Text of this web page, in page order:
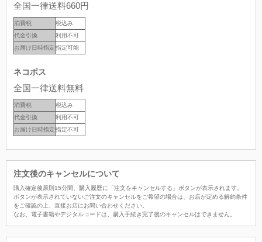
全国一律送料660円
消費税
税込み
代金引換
利用不可
お届け日時指定指定可能
ネコポス
全国一律送料無料
消費税
税込み
代金引換
利用不可
お届け日時指定指定不可
注文後のキャンセルについて
購入確定後原則15分間、購入履歴に「注文をキャンセルする」ボタンが表示されます。
ボタンが表示されていないご注文のキャンセルをご希望の場合は、お店が定める解約条件
をご確認の上、直接お店にお問い合わせください。
なお、電子書籍やデジタルコードは、購入手続き完了後のキャンセルはできません。